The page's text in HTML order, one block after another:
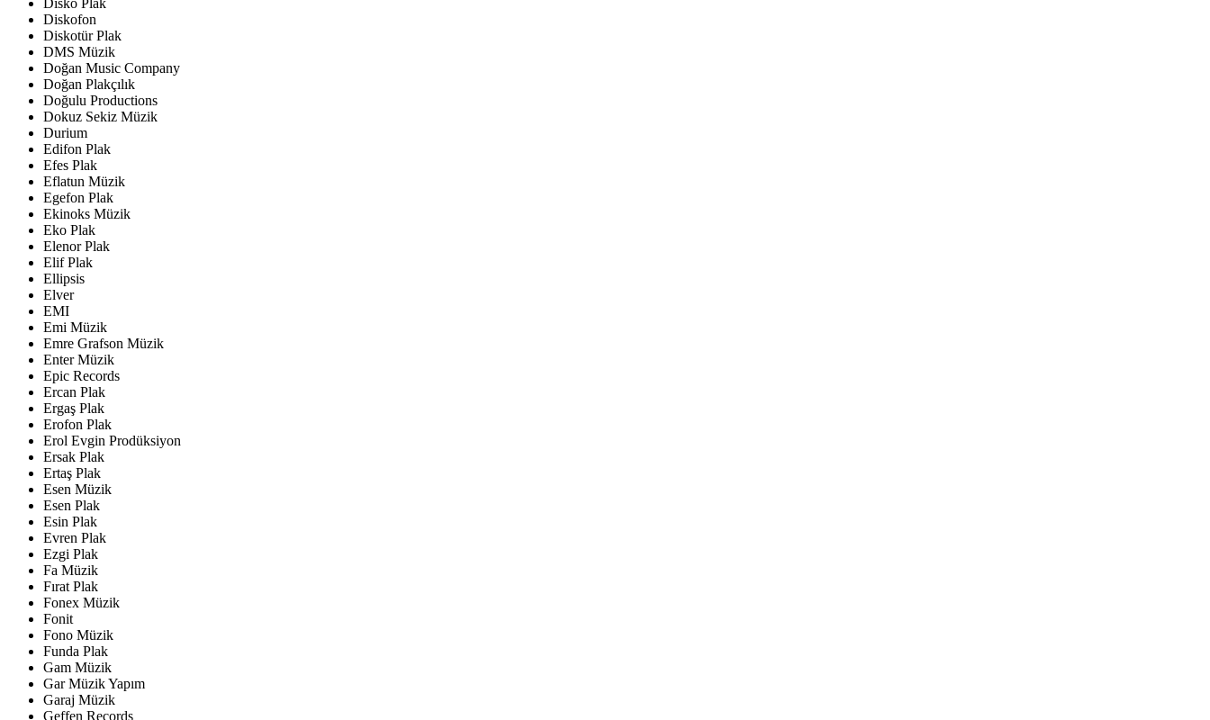
Diskofon
Diskotür Plak
DMS Müzik
Doğan Music Company
Doğan Plakçılık
Doğulu Productions
Dokuz Sekiz Müzik
Durium
Edifon Plak
Efes Plak
Eflatun Müzik
Egefon Plak
Ekinoks Müzik
Eko Plak
Elenor Plak
Elif Plak
Ellipsis
Elver
EMI
Emi Müzik
Emre Grafson Müzik
Enter Müzik
Epic Records
Ercan Plak
Ergaş Plak
Erofon Plak
Erol Evgin Prodüksiyon
Ersak Plak
Ertaş Plak
Esen Müzik
Esen Plak
Esin Plak
Evren Plak
Ezgi Plak
Fa Müzik
Fırat Plak
Fonex Müzik
Fonit
Fono Müzik
Funda Plak
Gam Müzik
Gar Müzik Yapım
Garaj Müzik
Geffen Records